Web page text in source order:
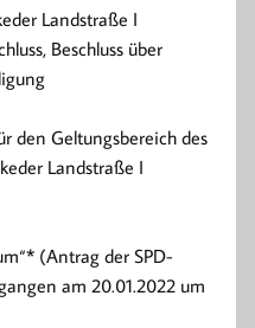
Landstraße I
Beschluss über
den Geltungsbereich des
Landstraße I
(Antrag der SPD-
am 20.01.2022 um